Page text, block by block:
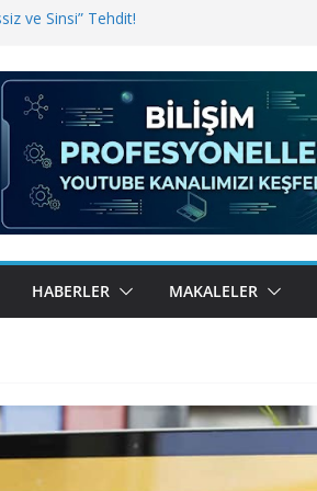
ve Sinsi” Tehdit!
Bugün BulutTahsilat’ta
Kemal Oral Tüm Sorularımızı
HABERLER MAKALELER